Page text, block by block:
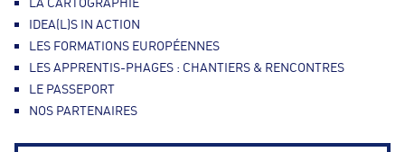
IDEA(L)S IN ACTION
LES FORMATIONS EUROPÉENNES
LES APPRENTIS-PHAGES : CHANTIERS & RENCONTRES
LE PASSEPORT
NOS PARTENAIRES